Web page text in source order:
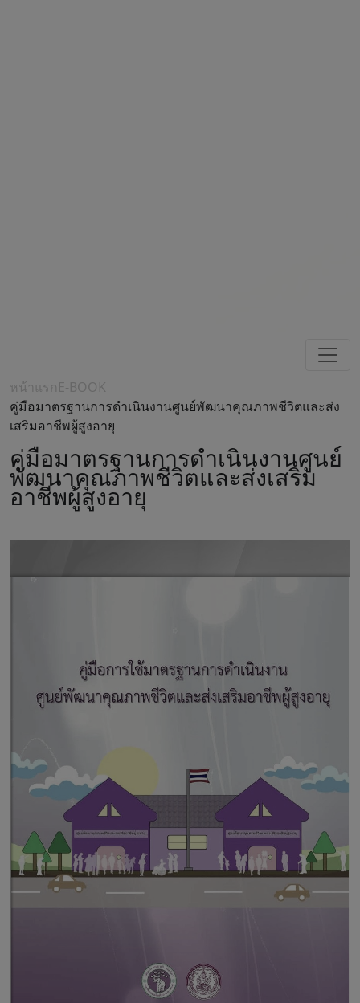
หน้าแรกE-BOOK
คู่มือมาตรฐานการดำเนินงานศูนย์พัฒนาคุณภาพชีวิตและส่ง
เสริมอาชีพผู้สูงอายุ
คู่มือมาตรฐานการดำเนินงานศูนย์
พัฒนาคุณภาพชีวิตและส่งเสริม
อาชีพผู้สูงอายุ